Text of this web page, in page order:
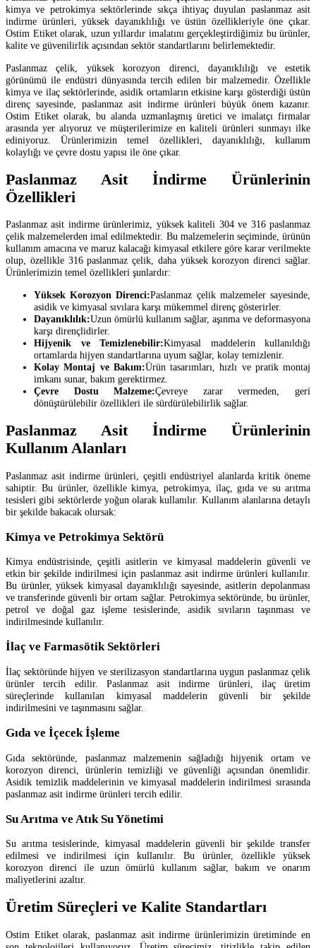
kimya ve petrokimya sektörlerinde sıkça ihtiyaç duyulan paslanmaz asit
indirme ürünleri, yüksek dayanıklılığı ve üstün özellikleriyle öne çıkar.
Ostim Etiket olarak, uzun yıllardır imalatını gerçekleştirdiğimiz bu ürünler,
kalite ve güvenilirlik açısından sektör standartlarını belirlemektedir.
Paslanmaz çelik, yüksek korozyon direnci, dayanıklılığı ve estetik
görünümü ile endüstri dünyasında tercih edilen bir malzemedir. Özellikle
kimya ve ilaç sektörlerinde, asidik ortamların etkisine karşı gösterdiği üstün
direnç sayesinde, paslanmaz asit indirme ürünleri büyük önem kazanır.
Ostim Etiket olarak, bu alanda uzmanlaşmış üretici ve imalatçı firmalar
arasında yer alıyoruz ve müşterilerimize en kaliteli ürünleri sunmayı ilke
ediniyoruz. Ürünlerimizin temel özellikleri, dayanıklılığı, kullanım
kolaylığı ve çevre dostu yapısı ile öne çıkar.
Paslanmaz Asit İndirme Ürünlerinin
Özellikleri
Paslanmaz asit indirme ürünlerimiz, yüksek kaliteli 304 ve 316 paslanmaz
çelik malzemelerden imal edilmektedir. Bu malzemelerin seçiminde, ürünün
kullanım amacına ve maruz kalacağı kimyasal etkilere göre karar verilmekte
olup, özellikle 316 paslanmaz çelik, daha yüksek korozyon direnci sağlar.
Ürünlerimizin temel özellikleri şunlardır:
Yüksek Korozyon Direnci:Paslanmaz çelik malzemeler sayesinde,
asidik ve kimyasal sıvılara karşı mükemmel direnç gösterirler.
Dayanıklılık:Uzun ömürlü kullanım sağlar, aşınma ve deformasyona
karşı dirençlidirler.
Hijyenik ve Temizlenebilir:Kimyasal maddelerin kullanıldığı
ortamlarda hijyen standartlarına uyum sağlar, kolay temizlenir.
Kolay Montaj ve Bakım:Ürün tasarımları, hızlı ve pratik montaj
imkanı sunar, bakım gerektirmez.
Çevre Dostu Malzeme:Çevreye zarar vermeden, geri
dönüştürülebilir özellikleri ile sürdürülebilirlik sağlar.
Paslanmaz Asit İndirme Ürünlerinin
Kullanım Alanları
Paslanmaz asit indirme ürünleri, çeşitli endüstriyel alanlarda kritik öneme
sahiptir. Bu ürünler, özellikle kimya, petrokimya, ilaç, gıda ve su arıtma
tesisleri gibi sektörlerde yoğun olarak kullanılır. Kullanım alanlarına detaylı
bir şekilde bakacak olursak:
Kimya ve Petrokimya Sektörü
Kimya endüstrisinde, çeşitli asitlerin ve kimyasal maddelerin güvenli ve
etkin bir şekilde indirilmesi için paslanmaz asit indirme ürünleri kullanılır.
Bu ürünler, yüksek kimyasal dayanıklılığı sayesinde, asitlerin depolanması
ve transferinde güvenli bir ortam sağlar. Petrokimya sektöründe, bu ürünler,
petrol ve doğal gaz işleme tesislerinde, asidik sıvıların taşınması ve
indirilmesinde kullanılır.
İlaç ve Farmasötik Sektörleri
İlaç sektöründe hijyen ve sterilizasyon standartlarına uygun paslanmaz çelik
ürünler tercih edilir. Paslanmaz asit indirme ürünleri, ilaç üretim
süreçlerinde kullanılan kimyasal maddelerin güvenli bir şekilde
indirilmesini ve taşınmasını sağlar.
Gıda ve İçecek İşleme
Gıda sektöründe, paslanmaz malzemenin sağladığı hijyenik ortam ve
korozyon direnci, ürünlerin temizliği ve güvenliği açısından önemlidir.
Asidik temizlik maddelerinin ve kimyasal maddelerin indirilmesi sırasında
paslanmaz asit indirme ürünleri tercih edilir.
Su Arıtma ve Atık Su Yönetimi
Su arıtma tesislerinde, kimyasal maddelerin güvenli bir şekilde transfer
edilmesi ve indirilmesi için kullanılır. Bu ürünler, özellikle yüksek
korozyon direnci ile uzun ömürlü kullanım sağlar, bakım ve onarım
maliyetlerini azaltır.
Üretim Süreçleri ve Kalite Standartları
Ostim Etiket olarak, paslanmaz asit indirme ürünlerimizin üretiminde en